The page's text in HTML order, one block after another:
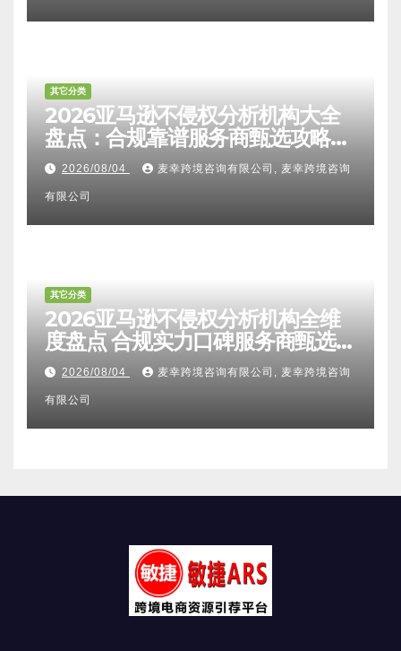
其它分类
2026亚马逊不侵权分析机构大全
盘点：合规靠谱服务商甄选攻略、
避坑FAQ及标杆机构实力详解
2026/08/04 麦幸跨境咨询有限公司, 麦幸跨境咨询
有限公司
其它分类
2026亚马逊不侵权分析机构全维
度盘点 合规实力口碑服务商甄选
附跨境卖家避坑FAQ全指南
2026/08/04 麦幸跨境咨询有限公司, 麦幸跨境咨询
有限公司